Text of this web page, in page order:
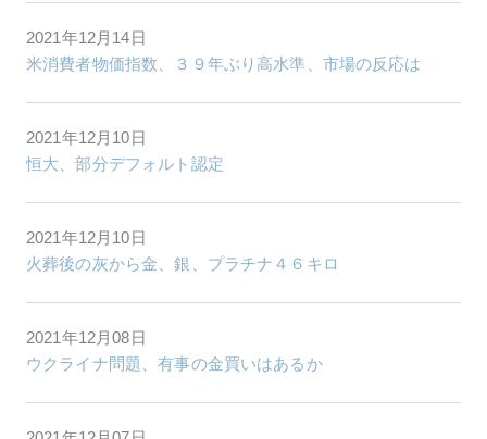
2021年12月14日
米消費者物価指数、３９年ぶり高水準、市場の反応は
2021年12月10日
恒大、部分デフォルト認定
2021年12月10日
火葬後の灰から金、銀、プラチナ４６キロ
2021年12月08日
ウクライナ問題、有事の金買いはあるか